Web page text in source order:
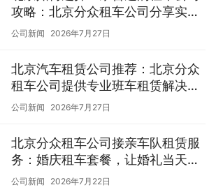
攻略：北京分众租车公司分享实用
选车经验
公司新闻 2026年7月27日
北京汽车租赁公司推荐：北京分众
租车公司提供专业班车租赁解决方
案
公司新闻 2026年7月27日
北京分众租车公司接亲车队租赁服
务：婚庆租车套餐，让婚礼当天出
行更体面顺畅
公司新闻 2026年7月22日